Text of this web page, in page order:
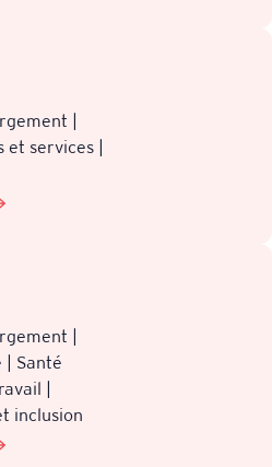
|
et services |
|
| Santé
|
inclusion